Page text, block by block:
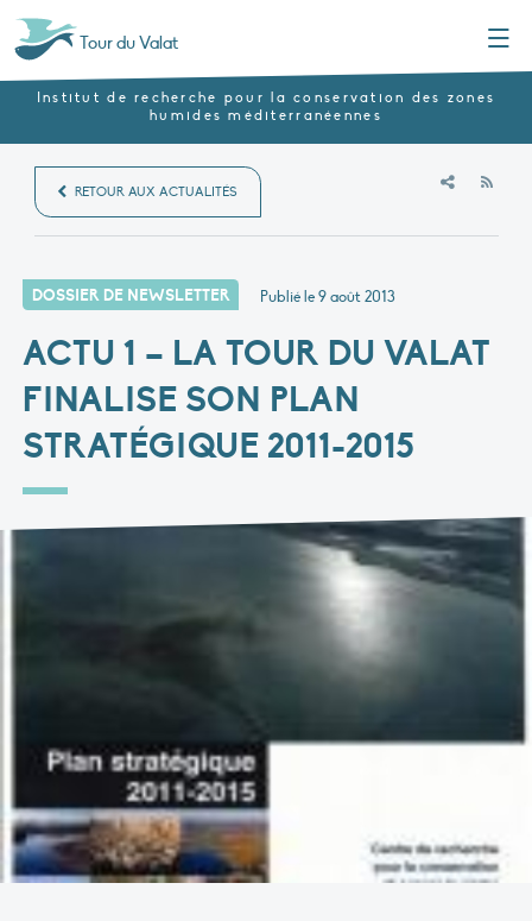
Tour du Valat
Institut de recherche pour la conservation des zones
humides méditerranéennes
RETOUR AUX ACTUALITÉS
DOSSIER DE NEWSLETTER Publié le9 août 2013
ACTU 1 – LA TOUR DU VALAT
FINALISE SON PLAN
STRATÉGIQUE 2011-2015